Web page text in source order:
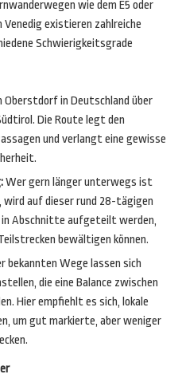
wie dem E5 oder
Venedig existieren zahlreiche
Schwierigkeitsgrade
Oberstdorf in Deutschland über
Die Route legt den
und verlangt eine gewisse
Wer gern länger unterwegs ist
auf dieser rund 28-tägigen
in Abschnitte aufgeteilt werden,
bewältigen können.
bekannten Wege lassen sich
die eine Balance zwischen
Hier empfiehlt es sich, lokale
um gut markierte, aber weniger